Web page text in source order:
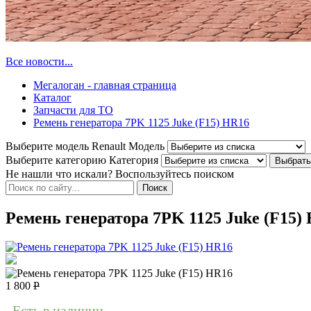
Все новости...
Мегалоган - главная страница
Каталог
Запчасти для ТО
Ремень генератора 7PK 1125 Juke (F15) HR16
Выберите модель Renault Модель
Выберите категорию Категория
Не нашли что искали? Воспользуйтесь поиском
Ремень генератора 7PK 1125 Juke (F15)
1 800 Р